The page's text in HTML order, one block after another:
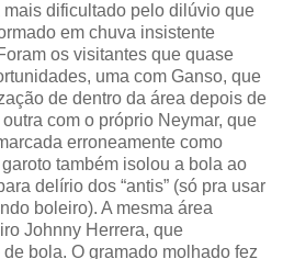
dificultado pelo dilúvio que
em chuva insistente
os visitantes que quase
uma com Ganso, que
de dentro da área depois de
com o próprio Neymar, que
erroneamente como
também isolou a bola ao
delírio dos “antis” (só pra usar
boleiro). A mesma área
Johnny Herrera, que
bola. O gramado molhado fez